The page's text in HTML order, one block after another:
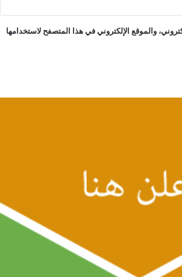
والموقع الإلكتروني في هذا المتصفح لاستخدامها